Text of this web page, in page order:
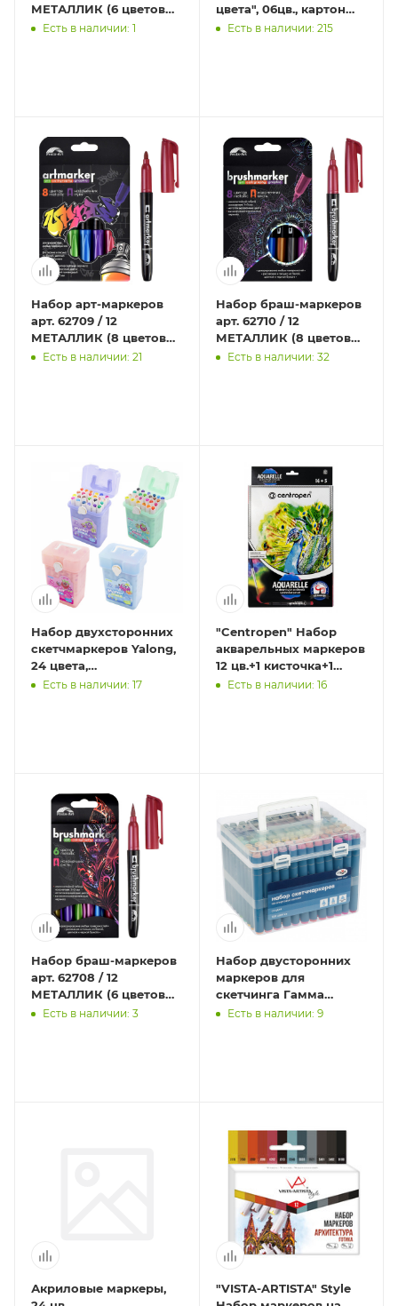
МЕТАЛЛИК (6 цветов
(штук) в наборе,
Есть в наличии: 1
цвета", 06цв., картон
упаковка, европодвес
Есть в наличии: 215
Набор арт-маркеров
арт. 62709 / 12
МЕТАЛЛИК (8 цветов
(штук) в наборе,
Есть в наличии: 21
Набор браш-маркеров
арт. 62710 / 12
МЕТАЛЛИК (8 цветов
(штук) в наборе,
Есть в наличии: 32
Набор двухсторонних
скетчмаркеров Yalong,
24 цвета,
основные,пулевид./
Есть в наличии: 17
"Centropen" Набор
акварельных маркеров
12 цв.+1 кисточка+1
линер+5 листов 9383 1-
Есть в наличии: 16
Набор браш-маркеров
арт. 62708 / 12
МЕТАЛЛИК (6 цветов
(штук) в наборе,
Есть в наличии: 3
Набор двусторонних
маркеров для
скетчинга Гамма
"Студия" 108цв.,
Есть в наличии: 9
Акриловые маркеры,
"VISTA-ARTISTA" Style